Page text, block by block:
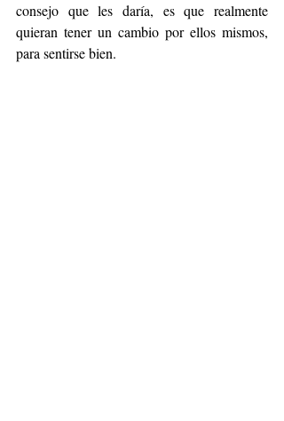
consejo que les daría, es que realmente
quieran tener un cambio por ellos mismos,
para sentirse bien.